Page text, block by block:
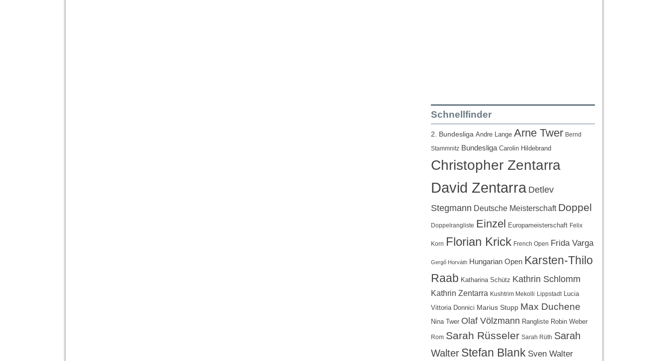
Schnellfinder
2. Bundesliga Andre Lange Arne Twer Bernd
Stammnitz Bundesliga Carolin Hildebrand
Christopher Zentarra
David Zentarra Detlev
Stegmann Deutsche Meisterschaft Doppel
Doppelrangliste Einzel Europameisterschaft Felix
Korn Florian Krick French Open Frida Varga
Gergő Horváth Hungarian Open Karsten-Thilo
Raab Katharina Schütz Kathrin Schlomm
Kathrin Zentarra Kushtrim Mekolli Lippstadt
Lucia
Vittoria Donnici Marius Stupp Max Duchene
Nina Twer Olaf Völzmann Rangliste Robin Weber
Rom Sarah Rüsseler Sarah Rüth Sarah
Walter Stefan Blank Sven Walter